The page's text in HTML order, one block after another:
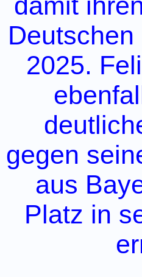
2025.
gegen
aus
Platz in